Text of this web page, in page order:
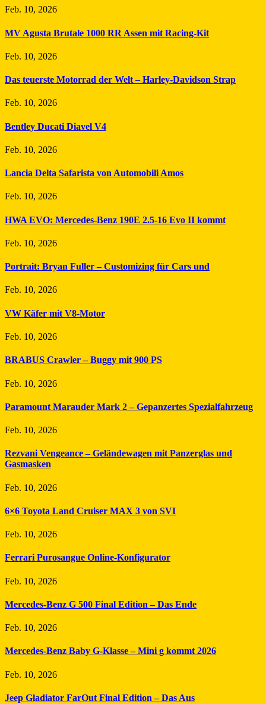
Feb. 10, 2026
MV Agusta Brutale 1000 RR Assen mit Racing-Kit
Feb. 10, 2026
Das teuerste Motorrad der Welt – Harley-Davidson Strap
Feb. 10, 2026
Bentley Ducati Diavel V4
Feb. 10, 2026
Lancia Delta Safarista von Automobili Amos
Feb. 10, 2026
HWA EVO: Mercedes-Benz 190E 2.5-16 Evo II kommt
Feb. 10, 2026
Portrait: Bryan Fuller – Customizing für Cars und
Feb. 10, 2026
VW Käfer mit V8-Motor
Feb. 10, 2026
BRABUS Crawler – Buggy mit 900 PS
Feb. 10, 2026
Paramount Marauder Mark 2 – Gepanzertes Spezialfahrzeug
Feb. 10, 2026
Rezvani Vengeance – Geländewagen mit Panzerglas und
Gasmasken
Feb. 10, 2026
6×6 Toyota Land Cruiser MAX 3 von SVI
Feb. 10, 2026
Ferrari Purosangue Online-Konfigurator
Feb. 10, 2026
Mercedes-Benz G 500 Final Edition – Das Ende
Feb. 10, 2026
Mercedes-Benz Baby G-Klasse – Mini g kommt 2026
Feb. 10, 2026
Jeep Gladiator FarOut Final Edition – Das Aus